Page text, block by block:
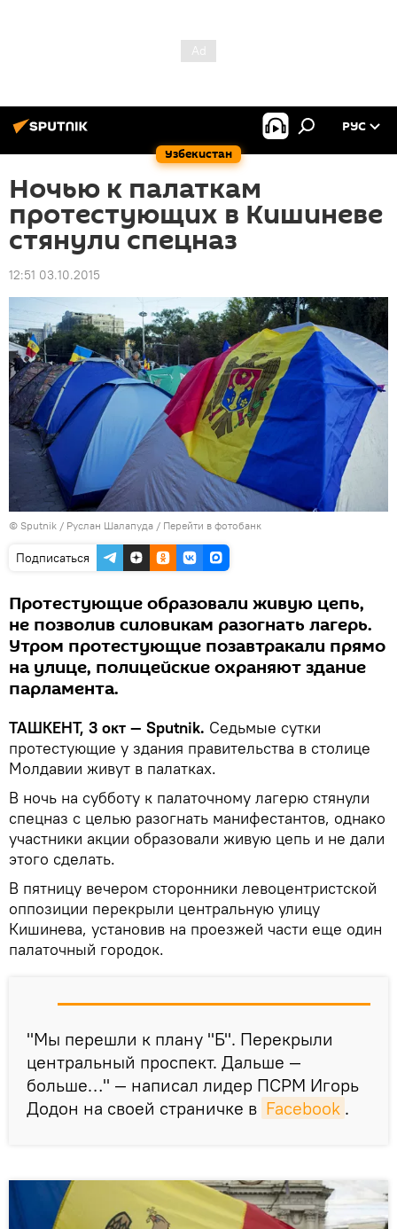
Узбекистан
РУС
Ночью к палаткам
протестующих в Кишиневе
стянули спецназ
12:51 03.10.2015
© Sputnik / Руслан Шалапуда / Перейти в фотобанк
Подписаться
Протестующие образовали живую цепь,
не позволив силовикам разогнать лагерь.
Утром протестующие позавтракали прямо
на улице, полицейские охраняют здание
парламента.
ТАШКЕНТ, 3 окт — Sputnik. Седьмые сутки
протестующие у здания правительства в столице
Молдавии живут в палатках.
В ночь на субботу к палаточному лагерю стянули
спецназ с целью разогнать манифестантов, однако
участники акции образовали живую цепь и не дали
этого сделать.
В пятницу вечером сторонники левоцентристской
оппозиции перекрыли центральную улицу
Кишинева, установив на проезжей части еще один
палаточный городок.
"Мы перешли к плану "Б". Перекрыли
центральный проспект. Дальше —
больше…" — написал лидер ПСРМ Игорь
Додон на своей страничке в Facebook .